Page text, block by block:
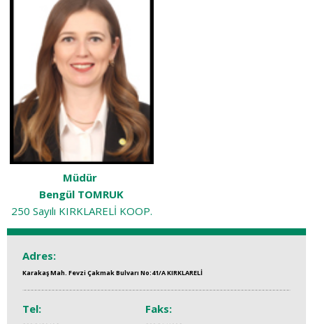
Müdür
Bengül TOMRUK
250 Sayılı KIRKLARELİ KOOP.
Adres:
Karakaş Mah. Fevzi Çakmak Bulvarı No:41/A KIRKLARELİ
Tel: Faks: